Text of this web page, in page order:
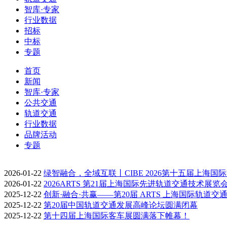
智库·专家
行业数据
招标
中标
专题
首页
新闻
智库·专家
公共交通
轨道交通
行业数据
品牌活动
专题
2026-01-22 绿智融合，全域互联丨CIBE 2026第十五届上海国
2026-01-22 2026ARTS 第21届上海国际先进轨道交通技术展览
2025-12-22 创新·融合·共赢——第20届 ARTS 上海国际轨道交
2025-12-22 第20届中国轨道交通发展高峰论坛圆满闭幕
2025-12-22 第十四届上海国际客车展圆满落下帷幕！